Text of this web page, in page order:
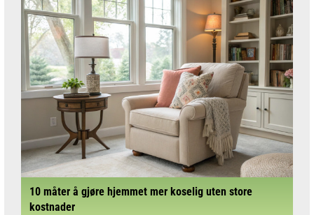
10 måter å gjøre hjemmet mer koselig uten store
kostnader